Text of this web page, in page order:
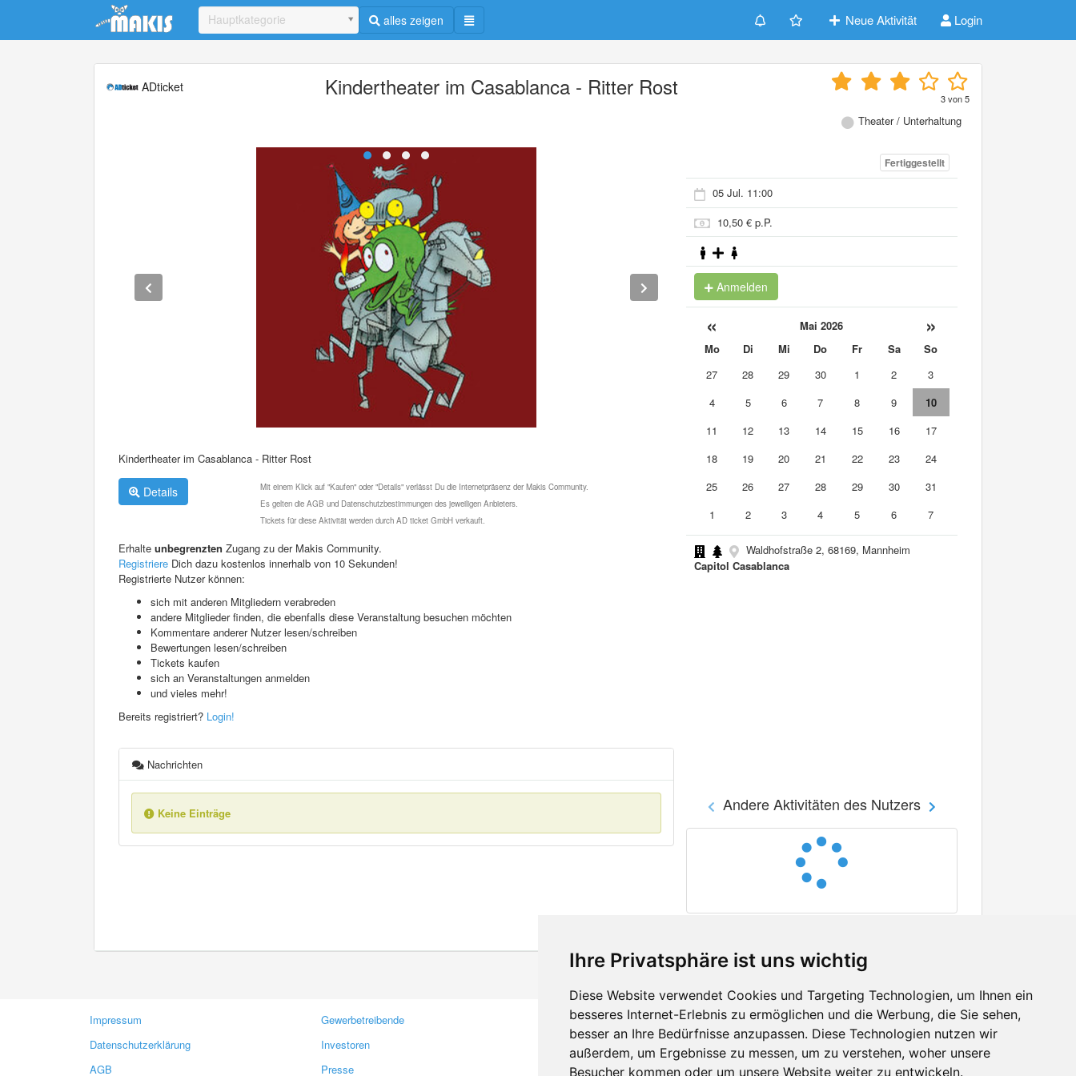
Ihre Privatsphäre ist uns wichtig
Diese Website verwendet Cookies und Targeting Technologien, um Ihnen ein
besseres Internet-Erlebnis zu ermöglichen und die Werbung, die Sie sehen,
besser an Ihre Bedürfnisse anzupassen. Diese Technologien nutzen wir
außerdem, um Ergebnisse zu messen, um zu verstehen, woher unsere
Besucher kommen oder um unsere Website weiter zu entwickeln.
Update cookies preferences
Hauptkategorie alles zeigen Neue Aktivität Login
ADticket Kindertheater im Casablanca - Ritter Rost 3von5
Theater / Unterhaltung
Kindertheater im Casablanca - Ritter Rost
Details
Mit einem Klick auf "Kaufen" oder "Details" verlässt Du die Internetpräsenz der Makis Community.
Es gelten die AGB und Datenschutzbestimmungen des jeweiligen Anbieters.
Tickets für diese Aktivität werden durch AD ticket GmbH verkauft.
Erhalte unbegrenzten Zugang zu der Makis Community.
Registriere Dich dazu kostenlos innerhalb von 10 Sekunden!
Registrierte Nutzer können:
sich mit anderen Mitgliedern verabreden
andere Mitglieder finden, die ebenfalls diese Veranstaltung besuchen möchten
Kommentare anderer Nutzer lesen/schreiben
Bewertungen lesen/schreiben
Tickets kaufen
sich an Veranstaltungen anmelden
und vieles mehr!
Bereits registriert? Login!
Nachrichten
Keine Einträge
Fertiggestellt
05 Jul. 11:00
10,50 € p.P.
Anmelden
« Mai 2026 »
Mo Di Mi Do Fr Sa
So
27
28 29 30 1 2
3
4
5 6 7 8 9
10
11
12 13 14 15 16
17
18
19 20 21 22 23
24
25
26 27 28 29 30
31
1
2 3 4 5 6 7
Waldhofstraße 2, 68169, Mannheim
Capitol Casablanca
Andere Aktivitäten des Nutzers
Impressum
Datenschutzerklärung
AGB
Gewerbetreibende
Investoren
Presse
Kontakt
Feedback
Fehler melden
Facebook
Twitter
YouTube